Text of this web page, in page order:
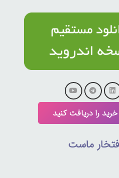
را دریافت کنید
ماست